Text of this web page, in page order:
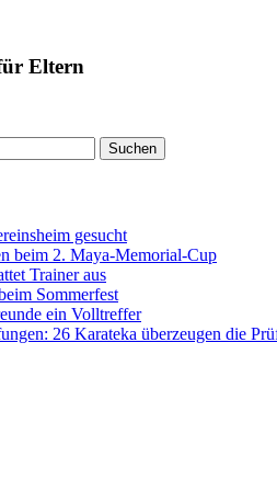
Eltern
Suchen
gesucht
beim 2. Maya-Memorial-Cup
Trainer aus
Sommerfest
ein Volltreffer
26 Karateka überzeugen die